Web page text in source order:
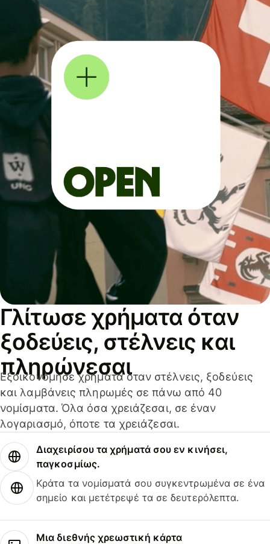
Γλίτωσε χρήματα όταν
ξοδεύεις, στέλνεις και
πληρώνεσαι
Εξοικονόμησε χρήματα όταν στέλνεις, ξοδεύεις
και λαμβάνεις πληρωμές σε πάνω από 40
νομίσματα. Όλα όσα χρειάζεσαι, σε έναν
λογαριασμό, όποτε τα χρειάζεσαι.
Διαχειρίσου τα χρήματά σου εν κινήσει,
παγκοσμίως.
Κράτα τα νομίσματά σου συγκεντρωμένα σε ένα
σημείο και μετέτρεψέ τα σε δευτερόλεπτα.
Μια διεθνής χρεωστική κάρτα